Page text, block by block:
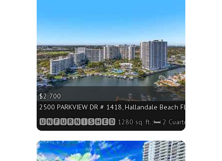
$2 700
2500 PARKVIEW DR # 1418, Hallandale Beach FL 33009 -
🆄🅽🅵🆄🆁🅽🅸🆂🅷🅴🅳 1280 sq. ft.;🛏 2 Cuartos/🛁2
More